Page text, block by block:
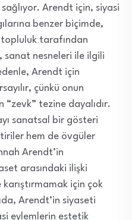
Arendt için, siyasi
benzer biçimde,
topluluk tarafından
sanat nesneleri ile ilgili
Arendt için
çünkü onun
“zevk” tezine dayalıdır.
sanatsal bir gösteri
hem de övgüler
Arendt’in
arasındaki ilişki
için çok
Arendt’in siyaseti
eylemlerin estetik